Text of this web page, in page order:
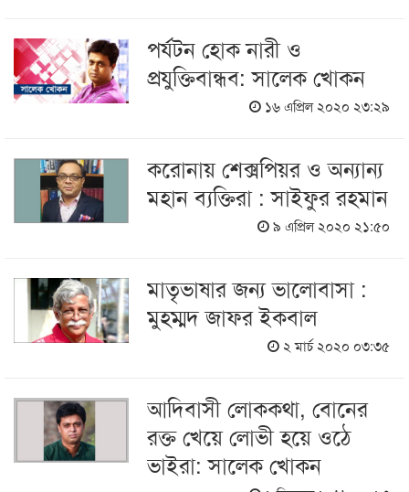
পর্যটন হোক নারী ও
প্রযুক্তিবান্ধব: সালেক খোকন
১৬ এপ্রিল ২০২০ ২৩:২৯
করোনায় শেক্সপিয়র ও অন্যান্য
মহান ব্যক্তিরা : সাইফুর রহমান
৯ এপ্রিল ২০২০ ২১:৫০
মাতৃভাষার জন্য ভালোবাসা :
মুহম্মদ জাফর ইকবাল
২ মার্চ ২০২০ ০৩:৩৫
আদিবাসী লোককথা, বোনের
রক্ত খেয়ে লোভী হয়ে ওঠে
ভাইরা: সালেক খোকন